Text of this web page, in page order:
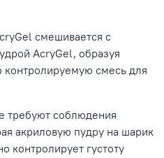
смешивается с
AcryGel, образуя
контролируемую смесь для
требуют соблюдения
акриловую пудру на шарик
контролирует густоту